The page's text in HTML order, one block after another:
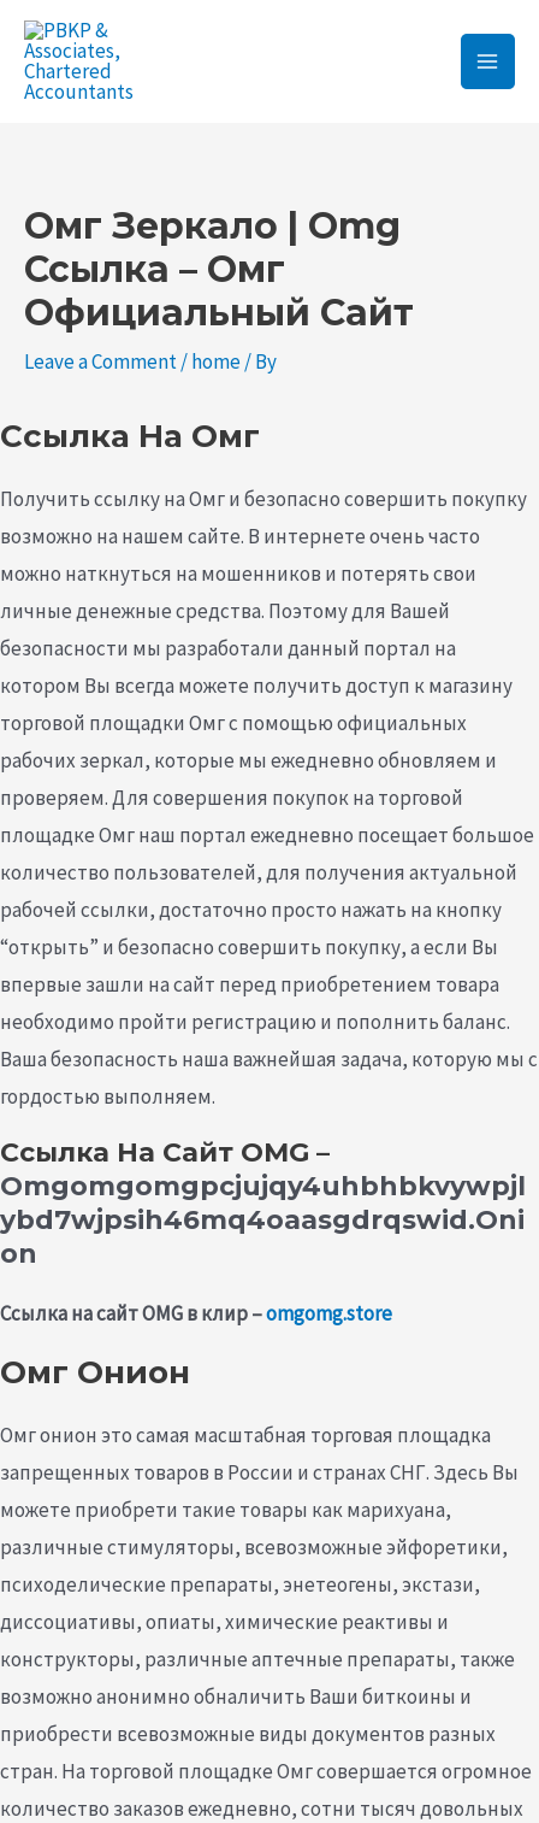
Skip
content
Main
Омг Зеркало | Omg
Ссылка – Омг
Официальный Сайт
Leave a Comment/home/ By
Ссылка На Омг
Получить ссылку на Омг и безопасно совершить покупку
возможно на нашем сайте. В интернете очень часто
можно наткнуться на мошенников и потерять свои
личные денежные средства. Поэтому для Вашей
безопасности мы разработали данный портал на
котором Вы всегда можете получить доступ к магазину
торговой площадки Омг с помощью официальных
рабочих зеркал, которые мы ежедневно обновляем и
проверяем. Для совершения покупок на торговой
площадке Омг наш портал ежедневно посещает большое
количество пользователей, для получения актуальной
рабочей ссылки, достаточно просто нажать на кнопку
“открыть” и безопасно совершить покупку, а если Вы
впервые зашли на сайт перед приобретением товара
необходимо пройти регистрацию и пополнить баланс.
Ваша безопасность наша важнейшая задача, которую мы с
гордостью выполняем.
Ссылка На Сайт OMG –
Omgomgomgpcjujqy4uhbhbkvywpjl
Ybd7wjpsih46mq4oaasgdrqswid.oni
On
Ссылка на сайт OMG в клир –omgomg.store
Омг Онион
Омг онион это самая масштабная торговая площадка
запрещенных товаров в России и странах СНГ. Здесь Вы
можете приобрети такие товары как марихуана,
различные стимуляторы, всевозможные эйфоретики,
психоделические препараты, энетеогены, экстази,
диссоциативы, опиаты, химические реактивы и
конструкторы, различные аптечные препараты, также
возможно анонимно обналичить Ваши биткоины и
приобрести всевозможные виды документов разных
стран. На торговой площадке Омг совершается огромное
количество заказов ежедневно, сотни тысяч довольных